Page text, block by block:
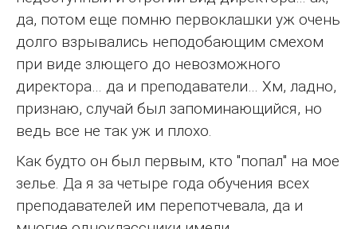
да, потом еще помню первоклашки уж очень
долго взрывались неподобающим смехом
при виде злющего до невозможного
директора… да и преподаватели… Хм, ладно,
признаю, случай был запоминающийся, но
ведь все не так уж и плохо.
Как будто он был первым, кто "попал" на мое
зелье. Да я за четыре года обучения всех
преподавателей им перепотчевала, да и